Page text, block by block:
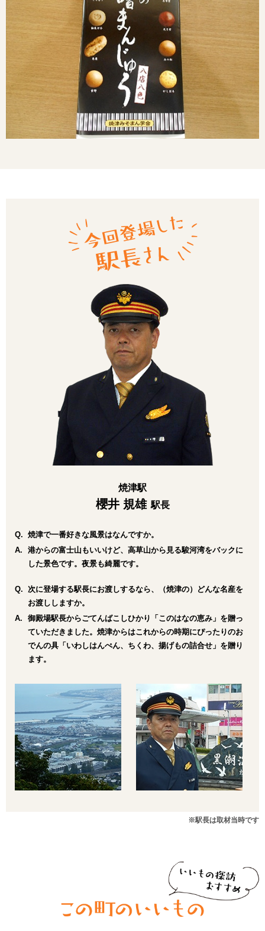
焼津駅
櫻井 規雄 駅長
焼津で一番好きな風景はなんですか。
港からの富士山もいいけど、高草山から見る駿河湾をバックに
した景色です。夜景も綺麗です。
次に登場する駅長にお渡しするなら、（焼津の）どんな名産を
お渡ししますか。
御殿場駅長からごてんばこしひかり「このはなの恵み」を贈っ
ていただきました。焼津からはこれからの時期にぴったりのお
でんの具「いわしはんぺん、ちくわ、揚げもの詰合せ」を贈り
ます。
※駅長は取材当時です